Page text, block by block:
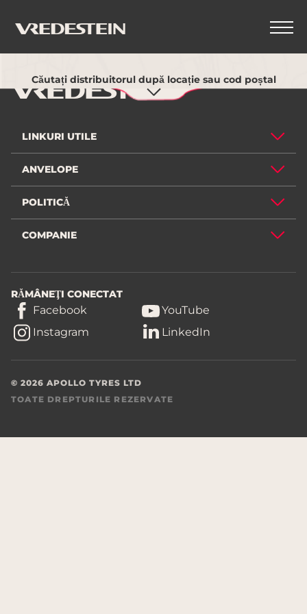
Căutați distribuitorul după locație sau cod poștal
LINKURI UTILE
ANVELOPE
POLITICĂ
COMPANIE
RĂMÂNEŢI CONECTAT
Facebook
YouTube
Instagram
LinkedIn
© 2026 APOLLO TYRES LTD
TOATE DREPTURILE REZERVATE